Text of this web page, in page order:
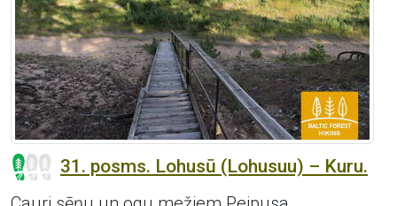
31. posms. Lohusū (Lohusuu) – Kuru.